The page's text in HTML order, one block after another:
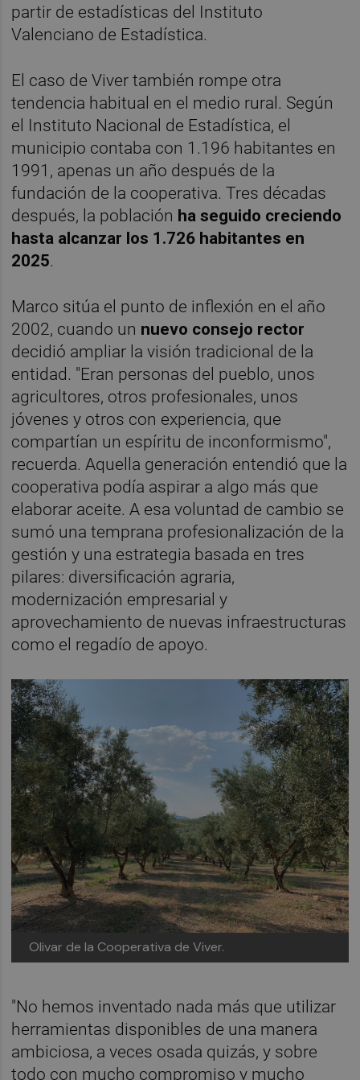
partir de estadísticas del Instituto
Valenciano de Estadística.
El caso de Viver también rompe otra
tendencia habitual en el medio rural. Según
el Instituto Nacional de Estadística, el
municipio contaba con 1.196 habitantes en
1991, apenas un año después de la
fundación de la cooperativa. Tres décadas
después, la población ha seguido creciendo
hasta alcanzar los 1.726 habitantes en
2025.
Marco sitúa el punto de inflexión en el año
2002, cuando un nuevo consejo rector
decidió ampliar la visión tradicional de la
entidad. "Eran personas del pueblo, unos
agricultores, otros profesionales, unos
jóvenes y otros con experiencia, que
compartían un espíritu de inconformismo",
recuerda. Aquella generación entendió que la
cooperativa podía aspirar a algo más que
elaborar aceite. A esa voluntad de cambio se
sumó una temprana profesionalización de la
gestión y una estrategia basada en tres
pilares: diversificación agraria,
modernización empresarial y
aprovechamiento de nuevas infraestructuras
como el regadío de apoyo.
Olivar de la Cooperativa de Viver.
"No hemos inventado nada más que utilizar
herramientas disponibles de una manera
ambiciosa, a veces osada quizás, y sobre
todo con mucho compromiso y mucho